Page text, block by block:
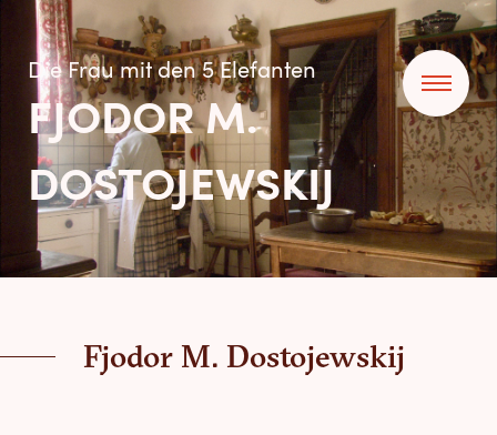
Die Frau mit den 5 Elefanten
FJODOR M.
DOSTOJEWSKIJ
Fjodor M. Dostojewskij